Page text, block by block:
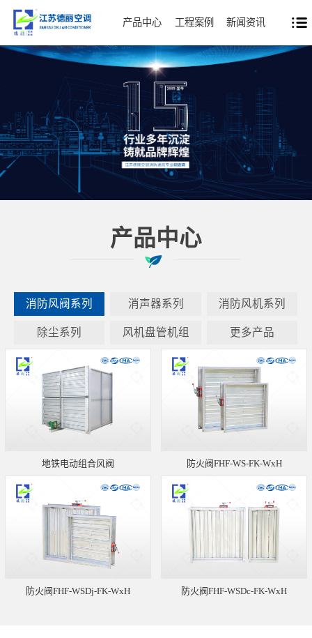
产品中心 工程案例 新闻资讯
产品中心
消防风阀系列 消声器系列 消防风机系列
除尘系列 风机盘管机组 更多产品
地铁电动组合风阀 防火阀FHF-WS-FK-WxH
防火阀FHF-WSDj-FK-WxH 防火阀FHF-WSDc-FK-WxH